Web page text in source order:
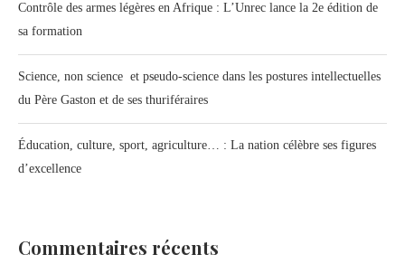
Contrôle des armes légères en Afrique : L’Unrec lance la 2e édition de
sa formation
Science, non science et pseudo-science dans les postures intellectuelles
du Père Gaston et de ses thuriféraires
Éducation, culture, sport, agriculture… : La nation célèbre ses figures
d’excellence
Commentaires récents